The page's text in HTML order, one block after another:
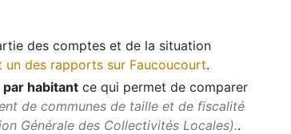
des comptes et de la situation
un des rapports sur Faucoucourt.
habitant ce qui permet de comparer
de communes de taille et de fiscalité
Générale des Collectivités Locales)..